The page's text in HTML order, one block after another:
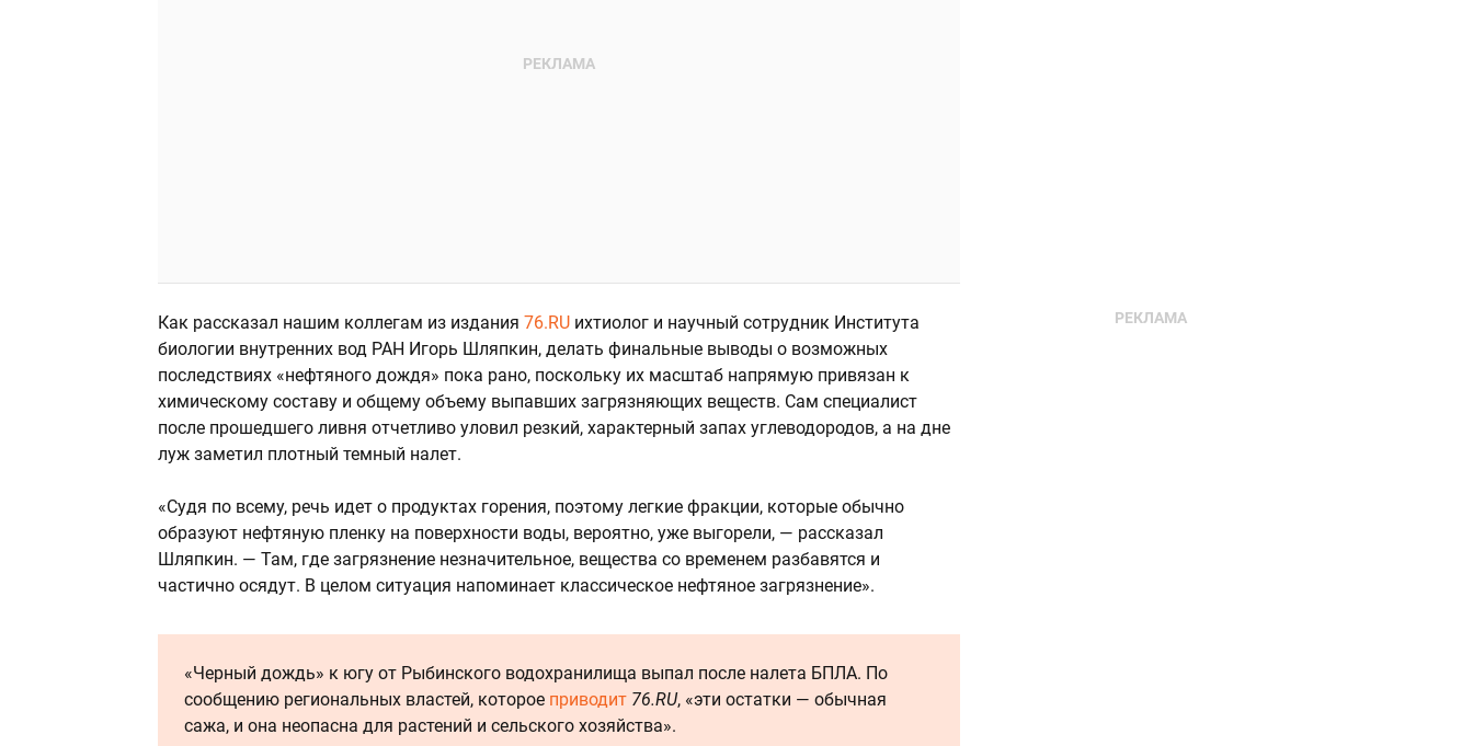
Как рассказал нашим коллегам из издания 76.RU ихтиолог и научный сотрудник Института
биологии внутренних вод РАН Игорь Шляпкин, делать финальные выводы о возможных
последствиях «нефтяного дождя» пока рано, поскольку их масштаб напрямую привязан к
химическому составу и общему объему выпавших загрязняющих веществ. Сам специалист
после прошедшего ливня отчетливо уловил резкий, характерный запах углеводородов, а на дне
луж заметил плотный темный налет.
«Судя по всему, речь идет о продуктах горения, поэтому легкие фракции, которые обычно
образуют нефтяную пленку на поверхности воды, вероятно, уже выгорели, — рассказал
Шляпкин. — Там, где загрязнение незначительное, вещества со временем разбавятся и
частично осядут. В целом ситуация напоминает классическое нефтяное загрязнение».
«Черный дождь» к югу от Рыбинского водохранилища выпал после налета БПЛА. По
сообщению региональных властей, которое приводит 76.RU, «эти остатки — обычная
сажа, и она неопасна для растений и сельского хозяйства».